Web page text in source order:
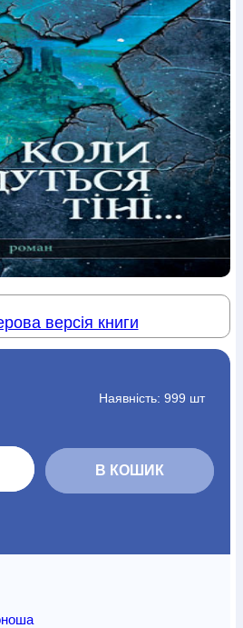
Юдаїзм
ВідеоГалантерея
БрелокиСумкиБіжутерія
Вироби з дерева
Вироби з сріблаКартини
виробиМагнітиМеталеві
Настільні ігриПакети
виробиХустки
ігриРепринтиСвічки
на Библії
Головні убори
товариКомп`ютерні ігри
ГодинникиПазли
дзвоніть за номером:
у Facebook
версія книги
Наявність: 999 шт
В КОШИК